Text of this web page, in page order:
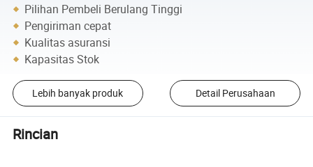
Pilihan Pembeli Berulang Tinggi
Pengiriman cepat
Kualitas asuransi
Kapasitas Stok
Lebih banyak produk Detail Perusahaan
Rincian